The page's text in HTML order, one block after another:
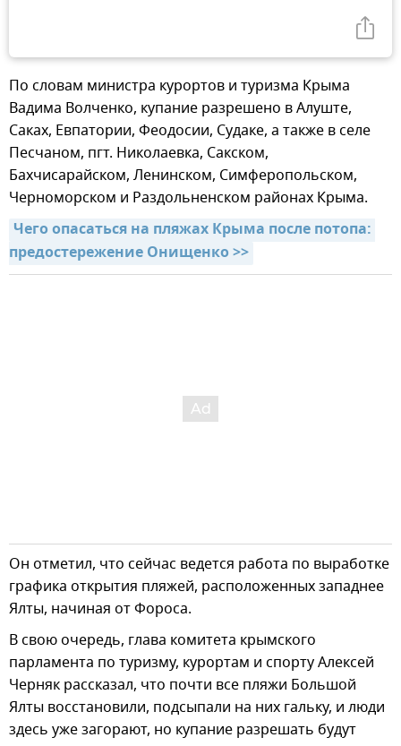
По словам министра курортов и туризма Крыма
Вадима Волченко, купание разрешено в Алуште,
Саках, Евпатории, Феодосии, Судаке, а также в селе
Песчаном, пгт. Николаевка, Сакском,
Бахчисарайском, Ленинском, Симферопольском,
Черноморском и Раздольненском районах Крыма.
Чего опасаться на пляжах Крыма после потопа:
предостережение Онищенко >>
Он отметил, что сейчас ведется работа по выработке
графика открытия пляжей, расположенных западнее
Ялты, начиная от Фороса.
В свою очередь, глава комитета крымского
парламента по туризму, курортам и спорту Алексей
Черняк рассказал, что почти все пляжи Большой
Ялты восстановили, подсыпали на них гальку, и люди
здесь уже загорают, но купание разрешать будут